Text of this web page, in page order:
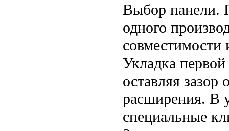
Выбор панели.
одного
совместимости
Укладка
оставляя
расширения. В
специальные